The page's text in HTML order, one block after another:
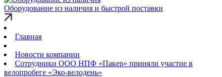
Оборудование из наличия и быстрой поставки
Главная
Новости компании
Сотрудники ООО НПФ «Пакер» приняли участие в
велопробеге «Эко-велодень»